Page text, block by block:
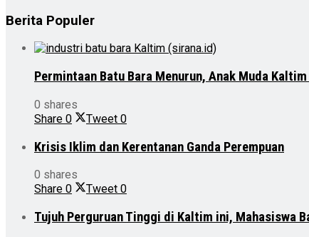
Berita Populer
Permintaan Batu Bara Menurun, Anak Muda
0 shares
Share 0 Tweet 0
Krisis Iklim dan Kerentanan Ganda Perempuan
0 shares
Share 0 Tweet 0
Tujuh Perguruan Tinggi di Kaltim ini, Mahasiswa